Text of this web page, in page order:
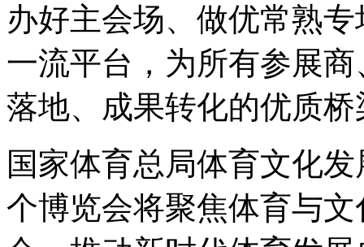
办好主会场、做优常熟
一流平台，为所有参展
落地、成果转化的优质桥
国家体育总局体育文化
个博览会将聚焦体育与